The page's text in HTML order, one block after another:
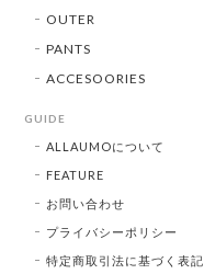
OUTER
PANTS
ACCESOORIES
GUIDE
ALLAUMOについて
FEATURE
お問い合わせ
プライバシーポリシー
特定商取引法に基づく表記